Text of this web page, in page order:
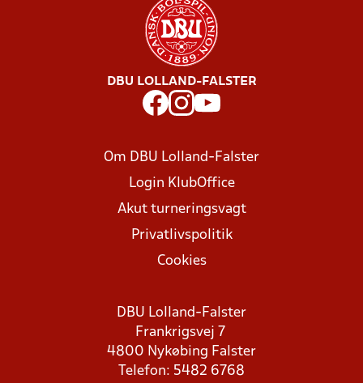
DBU LOLLAND-FALSTER
Om DBU Lolland-Falster
Login KlubOffice
Akut turneringsvagt
Privatlivspolitik
Cookies
DBU Lolland-Falster
Frankrigsvej 7
4800 Nykøbing Falster
Telefon: 5482 6768